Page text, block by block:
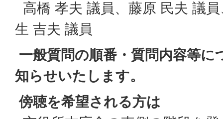
高橋 孝夫 議員、藤原 民夫 議
生 吉夫 議員
一般質問の順番・質問内容等に
知らせいたします。
傍聴を希望される方は